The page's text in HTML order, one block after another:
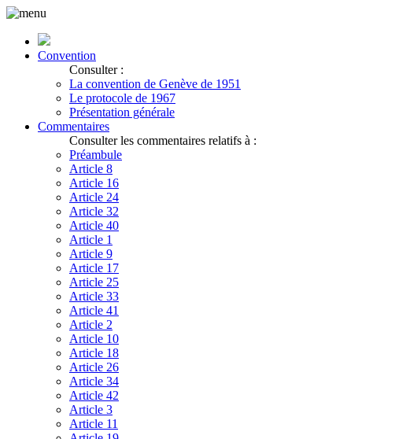
Convention
Consulter :
La convention de Genève de 1951
Le protocole de 1967
Présentation générale
Commentaires
Consulter les commentaires relatifs à :
Préambule
Article 8
Article 16
Article 24
Article 32
Article 40
Article 1
Article 9
Article 17
Article 25
Article 33
Article 41
Article 2
Article 10
Article 18
Article 26
Article 34
Article 42
Article 3
Article 11